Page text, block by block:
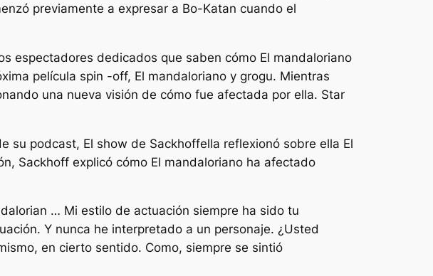
previamente a expresar a Bo-Katan cuando el
espectadores dedicados que saben cómo El mandaloriano
película spin -off, El mandaloriano y grogu. Mientras
una nueva visión de cómo fue afectada por ella. Star
su podcast, El show de Sackhoffella reflexionó sobre ella El
Sackhoff explicó cómo El mandaloriano ha afectado
… Mi estilo de actuación siempre ha sido tu
Y nunca he interpretado a un personaje. ¿Usted
en cierto sentido. Como, siempre se sintió